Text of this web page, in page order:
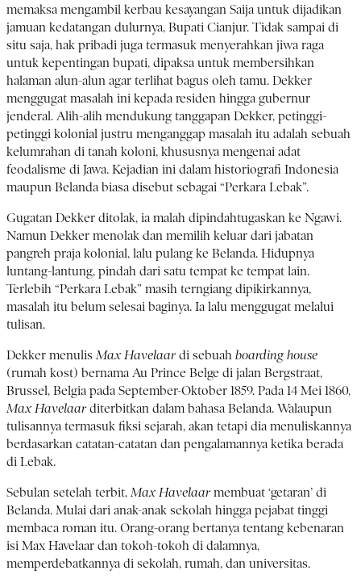
memaksa mengambil kerbau kesayangan Saija untuk dijadikan
jamuan kedatangan dulurnya, Bupati Cianjur. Tidak sampai di
situ saja, hak pribadi juga termasuk menyerahkan jiwa raga
untuk kepentingan bupati, dipaksa untuk membersihkan
halaman alun-alun agar terlihat bagus oleh tamu. Dekker
menggugat masalah ini kepada residen hingga gubernur
jenderal. Alih-alih mendukung tanggapan Dekker, petinggi-
petinggi kolonial justru menganggap masalah itu adalah sebuah
kelumrahan di tanah koloni, khususnya mengenai adat
feodalisme di Jawa. Kejadian ini dalam historiografi Indonesia
maupun Belanda biasa disebut sebagai “Perkara Lebak”.
Gugatan Dekker ditolak, ia malah dipindahtugaskan ke Ngawi.
Namun Dekker menolak dan memilih keluar dari jabatan
pangreh praja kolonial, lalu pulang ke Belanda. Hidupnya
luntang-lantung, pindah dari satu tempat ke tempat lain.
Terlebih “Perkara Lebak” masih terngiang dipikirkannya,
masalah itu belum selesai baginya. Ia lalu menggugat melalui
tulisan.
Dekker menulis Max Havelaardi sebuah boarding house
(rumah kost) bernama Au Prince Belge di jalan Bergstraat,
Brussel, Belgia pada September-Oktober 1859. Pada 14 Mei 1860,
Max Havelaarditerbitkan dalam bahasa Belanda. Walaupun
tulisannya termasuk fiksi sejarah, akan tetapi dia menuliskannya
berdasarkan catatan-catatan dan pengalamannya ketika berada
di Lebak.
Sebulan setelah terbit, Max Havelaarmembuat ‘getaran’ di
Belanda. Mulai dari anak-anak sekolah hingga pejabat tinggi
membaca roman itu. Orang-orang bertanya tentang kebenaran
isi Max Havelaar dan tokoh-tokoh di dalamnya,
memperdebatkannya di sekolah, rumah, dan universitas.